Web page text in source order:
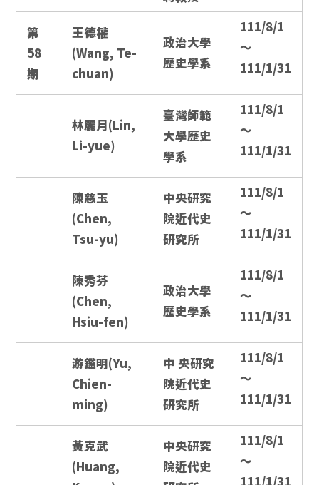
第
58
期
王德權
(Wang, Te-
chuan)
政治大學
歷史學系
111/8/1
～
111/1/31
林麗月(Lin,
Li-yue)
臺灣師範
大學歷史
學系
111/8/1
～
111/1/31
陳慈玉
(Chen,
Tsu-yu)
中央研究
院近代史
研究所
111/8/1
～
111/1/31
陳秀芬
(Chen,
Hsiu-fen)
政治大學
歷史學系
111/8/1
～
111/1/31
游鑑明(Yu,
Chien-
ming)
中 央研究
院近代史
研究所
111/8/1
～
111/1/31
黃克武
(Huang,
中央研究
院近代史
111/8/1
～
111/1/31